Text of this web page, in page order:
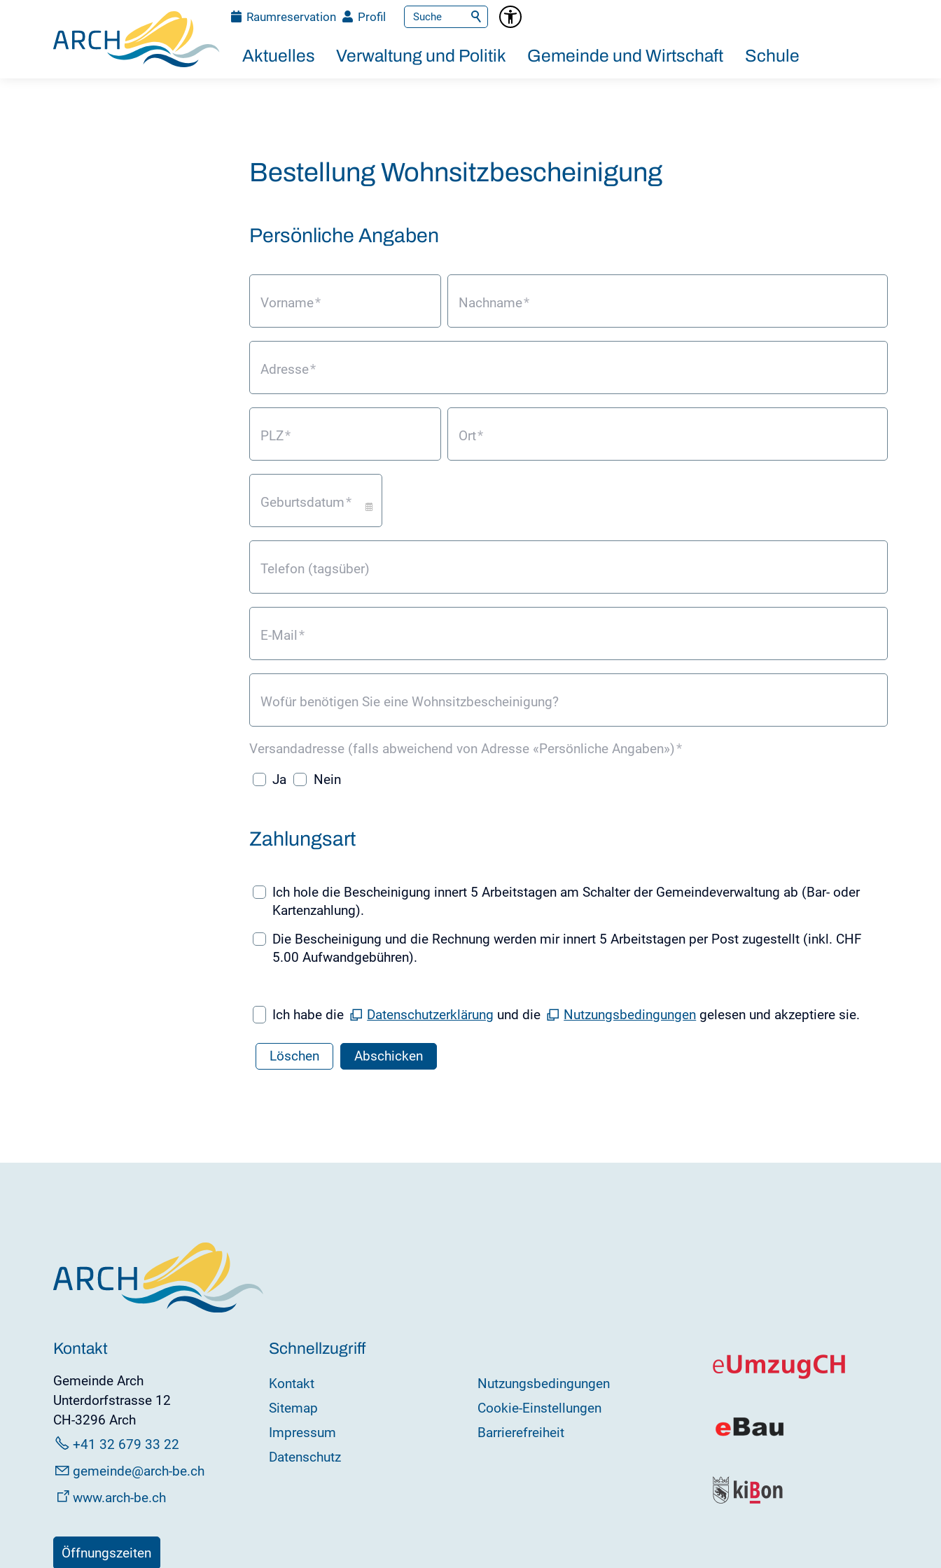
Aktuelles Verwaltung und Politik Gemeinde und Wirtschaft Schule
Raumreservation Profil
Bestellung Wohnsitzbescheinigung
Persönliche Angaben
Vorname* Nachname*
Adresse*
PLZ* Ort*
Geburtsdatum*
Telefon (tagsüber)
E-Mail*
Wofür benötigen Sie eine Wohnsitzbescheinigung?
Versandadresse (falls abweichend von Adresse «Persönliche Angaben»)*
Ja
Nein
*
*
Zahlungsart
Ich hole die Bescheinigung innert 5 Arbeitstagen am Schalter der Gemeindeverwaltung ab (Bar- oder
Kartenzahlung).
Die Bescheinigung und die Rechnung werden mir innert 5 Arbeitstagen per Post zugestellt (inkl. CHF
5.00 Aufwandgebühren).
Ich habe die Datenschutzerklärung und die Nutzungsbedingungen gelesen und akzeptiere sie.
Löschen Abschicken
Kontakt
Gemeinde Arch
Unterdorfstrasse 12
CH-3296 Arch
+41 32 679 33 22
g m nd rch-b
ch
www.arch-be.ch
Öffnungszeiten
Schnellzugriff
Kontakt
Sitemap
Impressum
Datenschutz
Nutzungsbedingungen
Cookie-Einstellungen
Barrierefreiheit